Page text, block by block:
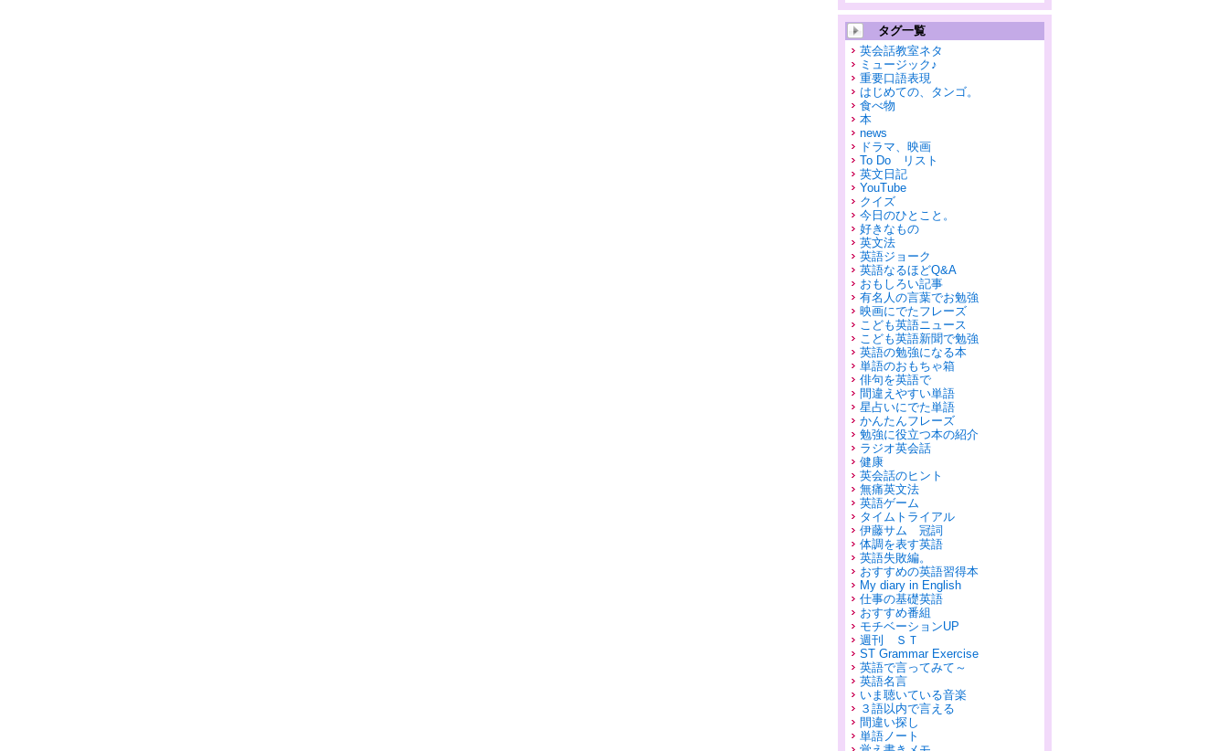
タグ一覧
英会話教室ネタ
ミュージック♪
重要口語表現
はじめての、タンゴ。
食べ物
本
news
ドラマ、映画
To Do リスト
英文日記
YouTube
クイズ
今日のひとこと。
好きなもの
英文法
英語ジョーク
英語なるほどQ&A
おもしろい記事
有名人の言葉でお勉強
映画にでたフレーズ
こども英語ニュース
こども英語新聞で勉強
英語の勉強になる本
単語のおもちゃ箱
俳句を英語で
間違えやすい単語
星占いにでた単語
かんたんフレーズ
勉強に役立つ本の紹介
ラジオ英会話
健康
英会話のヒント
無痛英文法
英語ゲーム
タイムトライアル
伊藤サム 冠詞
体調を表す英語
英語失敗編。
おすすめの英語習得本
My diary in English
仕事の基礎英語
おすすめ番組
モチベーションUP
週刊 ＳＴ
ST Grammar Exercise
英語で言ってみて～
英語名言
いま聴いている音楽
３語以内で言える
間違い探し
単語ノート